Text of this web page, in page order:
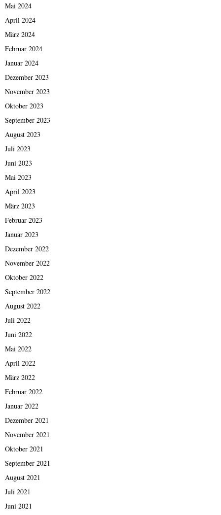
Mai 2024
April 2024
März 2024
Februar 2024
Januar 2024
Dezember 2023
November 2023
Oktober 2023
September 2023
August 2023
Juli 2023
Juni 2023
Mai 2023
April 2023
März 2023
Februar 2023
Januar 2023
Dezember 2022
November 2022
Oktober 2022
September 2022
August 2022
Juli 2022
Juni 2022
Mai 2022
April 2022
März 2022
Februar 2022
Januar 2022
Dezember 2021
November 2021
Oktober 2021
September 2021
August 2021
Juli 2021
Juni 2021